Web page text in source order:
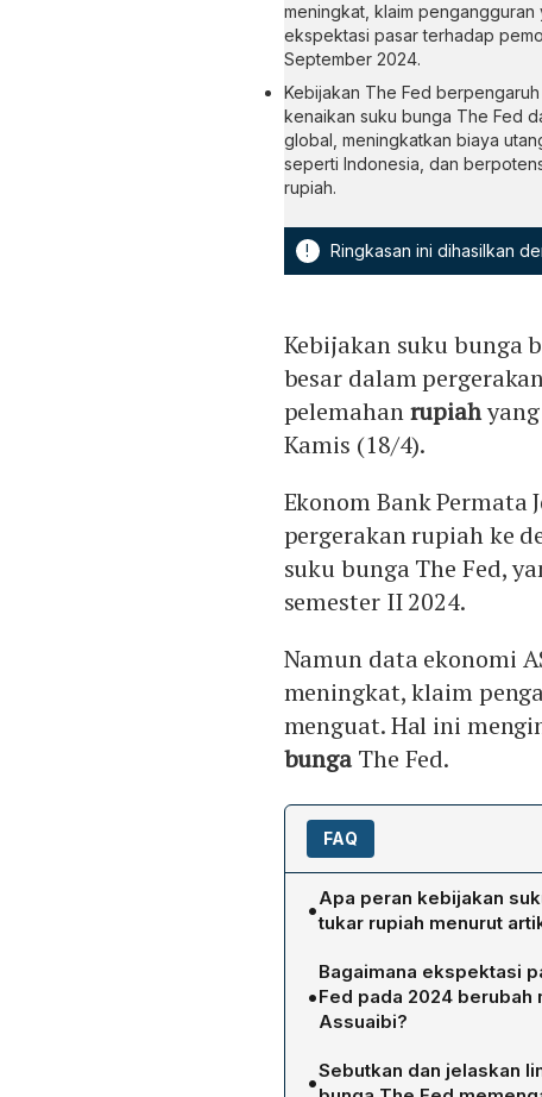
meningkat, klaim pengangguran
ekspektasi pasar terhadap
September 2024.
Kebijakan The Fed
kenaikan suku bunga The Fed
global, meningkatkan biaya
seperti Indonesia, dan
rupiah.
! Ringkasan ini dihasilkan
Kebijakan suku bunga
besar dalam
pelemahanrupiahyang
Kamis (18/4).
Ekonom Bank Permata
pergerakan rupiah ke
suku bunga The Fed,
semester II 2024.
Namun data ekonomi
meningkat, klaim
menguat. Hal ini
bunga The Fed.
FAQ
•Apa peran kebijakan
tukar rupiah menurut
Kebijakan suku bunga
termasuk Bank Indonesia.
lebih menarik bagi investor
terhadap dolar. Selain itu,
dolar, memperbesar
•
Bagaimana ekspektasi
Fed pada 2024 berubah
Assuaibi?
Josua Pardede
semester II 2024, namun
•Sebutkan dan jelaskan